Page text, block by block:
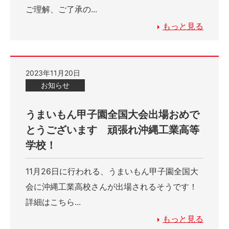
ご理解、ご了承の...
もっと見る
2023年11月20日
お知らせ
うまいもん甲子園全国大会出場おめで
とうございます 頑張れ沖縄工業高等
学校！
11月26日に行われる、うまいもん甲子園全国大
会に沖縄工業高校さんが出場されるそうです！
詳細はこちら...
もっと見る